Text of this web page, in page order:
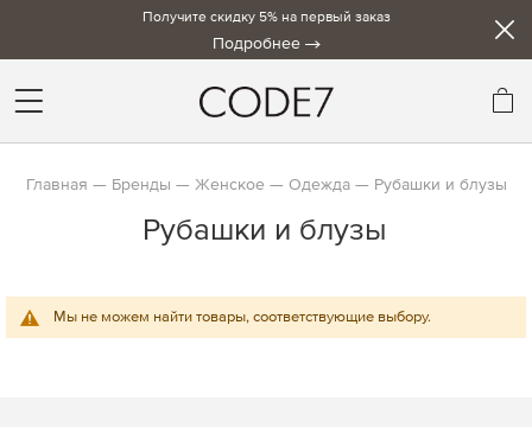
Получите скидку 5% на первый заказ
Подробнее
Главная Бренды Женское Одежда Рубашки и блузы
Рубашки и блузы
Мы не можем найти товары, соответствующие выбору.